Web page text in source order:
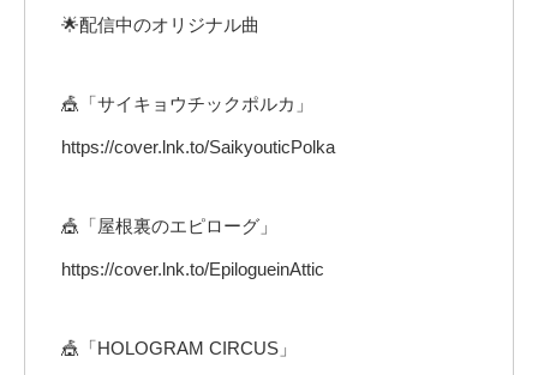
🌟配信中のオリジナル曲
🎪「サイキョウチックポルカ」
https://cover.lnk.to/SaikyouticPolka
🎪「屋根裏のエピローグ」
https://cover.lnk.to/EpilogueinAttic
🎪「HOLOGRAM CIRCUS」